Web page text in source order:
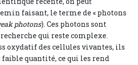
faisant, le terme de « photons
photons). Ces photons sont
recherche qui reste complexe.
oxydatif des cellules vivantes, ils
quantité, ce qui les rend